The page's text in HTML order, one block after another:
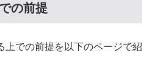
の前提
上での前提を以下のページで紹